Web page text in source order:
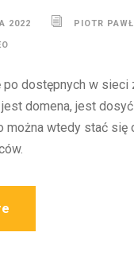
2022 PIOTR
dostępnych w sieci
domena, jest
można wtedy stać się